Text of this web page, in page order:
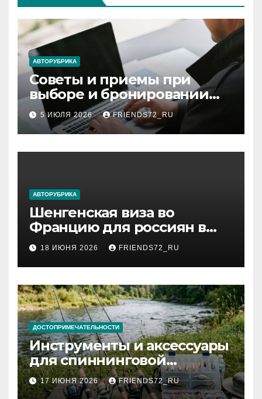
АВТОРУБРИКА
Советы и приемы при
выборе и бронировании
авиабилетов
5 ИЮЛЯ 2026 FRIENDS72_RU
АВТОРУБРИКА
Шенгенская виза во
Францию для россиян в
2026 году: сроки от 3 дней
и список необходимых
документов
18 ИЮНЯ 2026 FRIENDS72_RU
ДОСТОПРИМЕЧАТЕЛЬНОСТИ
Инструменты и аксессуары
для спиннинговой
рыбалки: назначение и
типы
17 ИЮНЯ 2026 FRIENDS72_RU